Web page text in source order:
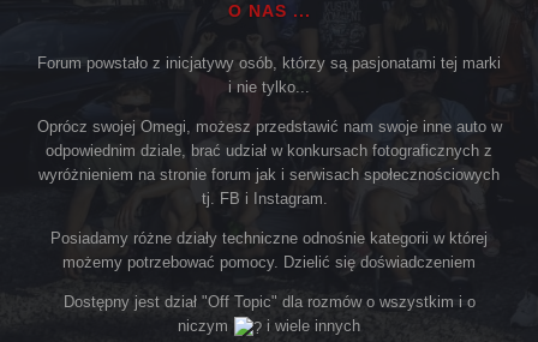
O NAS ...
Forum powstało z inicjatywy osób, którzy są pasjonatami tej marki
i nie tylko...
Oprócz swojej Omegi, możesz przedstawić nam swoje inne auto w
odpowiednim dziale, brać udział w konkursach fotograficznych z
wyróżnieniem na stronie forum jak i serwisach społecznościowych
tj. FB i Instagram.
Posiadamy różne działy techniczne odnośnie kategorii w której
możemy potrzebować pomocy. Dzielić się doświadczeniem
Dostępny jest dział "Off Topic" dla rozmów o wszystkim i o
niczym
i wiele innych